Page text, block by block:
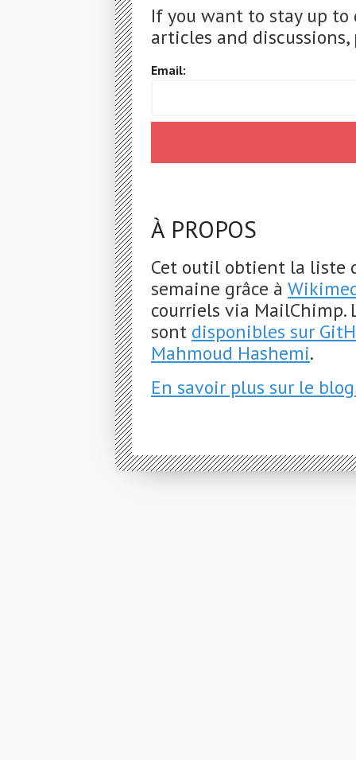
If you want to stay up
articles and
Email:
À PROPOS
Cet outil obtient la liste
semaine grâce à
courriels via MailChimp.
sont disponibles sur
Mahmoud Hashemi.
En savoir plus sur le